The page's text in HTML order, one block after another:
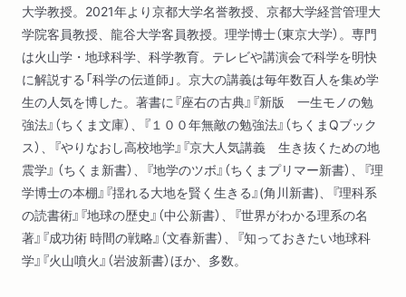
第2章 地球は生きている! ――その活動をさぐる
1 地球の内部はどうなっているのか 地球の内部構造を卵に置き
換えて考える/地球内部の熱はどこから来たのか
2 大地は動く――地球の活動の謎を解く
大陸移動説とは何か――中央海嶺の発見/海底は動いている/地
磁気の逆転が、日本の千葉で起こっていた!?/プレートとはどん
なもの?/プレートの運動でさまざまな現象が解決する/沈み込ん
だプレートの行方――プルーム・テクトニクス/地震が起こるの
もプレート・テクトニクスのため/火山はどうしてできるのか
第3章 地球の歴史を繙く
1 地球の「変化」 「成長」の手がかりとは
大学教授。2021年より京都大学名誉教授、京都大学経営管理大
学院客員教授、龍谷大学客員教授。理学博士（東京大学）。専門
は火山学・地球科学、科学教育。テレビや講演会で科学を明快
に解説する「科学の伝道師」。京大の講義は毎年数百人を集め学
生の人気を博した。著書に『座右の古典』『新版 一生モノの勉
強法』（ちくま文庫）、『１００年無敵の勉強法』（ちくまQブック
ス）、『やりなおし高校地学』『京大人気講義 生き抜くための地
震学』 （ちくま新書）、『地学のツボ』（ちくまプリマー新書）、『理
学博士の本棚』『揺れる大地を賢く生きる』(角川新書)、『理科系
の読書術』『地球の歴史』（中公新書）、『世界がわかる理系の名
著』『成功術 時間の戦略』（文春新書）、『知っておきたい地球科
学』『火山噴火』（岩波新書）ほか、多数。